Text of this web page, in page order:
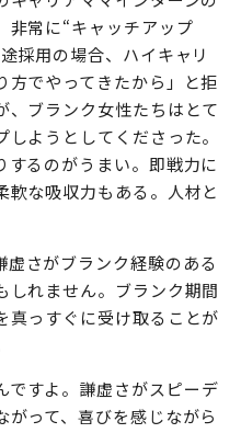
覚を取り戻せるか」とい
ャリアママインターンの
非常に“キャッチアップ
採用の場合、ハイキャリ
でやってきたから」と拒
ブランク女性たちはとて
しようとしてくださった。
るのがうまい。即戦力に
軟な吸収力もある。人材と
虚さがブランク経験のある
しれません。ブランク期間
真っすぐに受け取ることが